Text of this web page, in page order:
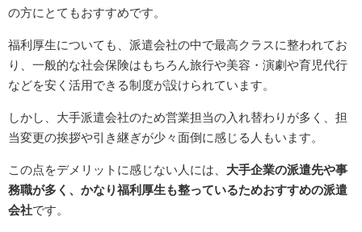
の方にとてもおすすめです。
福利厚生についても、派遣会社の中で最高クラスに整われてお
り、一般的な社会保険はもちろん旅行や美容・演劇や育児代行
などを安く活用できる制度が設けられています。
しかし、大手派遣会社のため営業担当の入れ替わりが多く、担
当変更の挨拶や引き継ぎが少々面倒に感じる人もいます。
この点をデメリットに感じない人には、 大手企業の派遣先や事
務職が多く、かなり福利厚生も整っているためおすすめの派遣
会社です。